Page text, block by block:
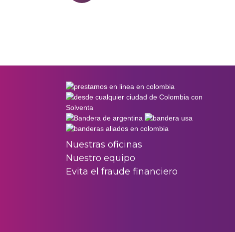
Nuestras oficinas
Nuestro equipo
Evita el fraude financiero